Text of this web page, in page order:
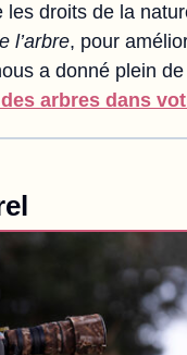
droits de la
l’arbre, pour
a donné plein
arbres dans